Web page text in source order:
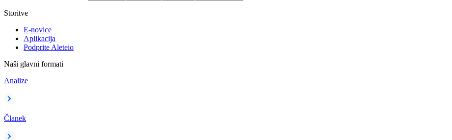
Storitve
E-novice
Aplikacija
Podprite Aleteio
Naši glavni formati
Analize
Članek